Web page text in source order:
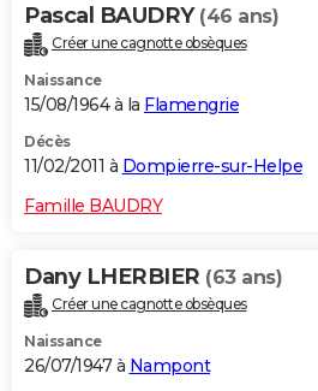
Pascal BAUDRY (46 ans)
Créer une cagnotte obsèques
Naissance
15/08/1964 à la Flamengrie
Décès
11/02/2011 à Dompierre-sur-Helpe
Famille BAUDRY
Dany LHERBIER (63 ans)
Créer une cagnotte obsèques
Naissance
26/07/1947 à Nampont